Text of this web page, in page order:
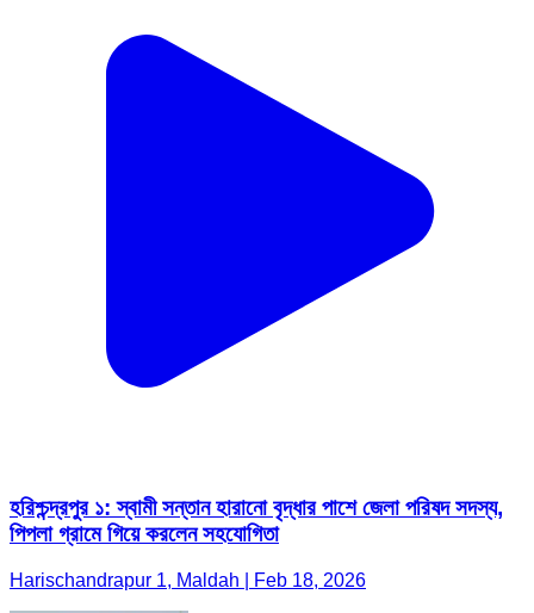
হরিশ্চন্দ্রপুর ১: স্বামী সন্তান হারানো বৃদ্ধার পাশে জেলা পরিষদ সদস্য,
পিপলা গ্রামে গিয়ে করলেন সহযোগিতা
Harischandrapur 1, Maldah | Feb 18, 2026